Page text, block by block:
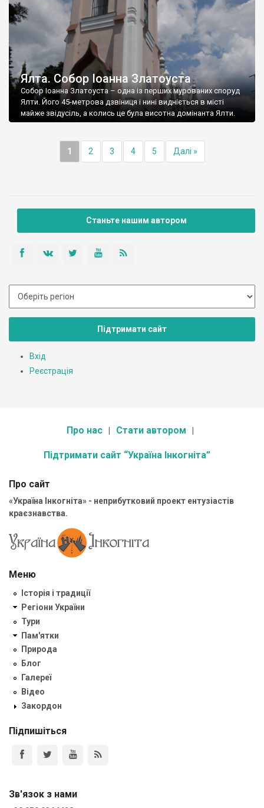
Ялта. Собор Іоанна Златоуста
Собор Іоанна Златоуста – одна із перших мурованих споруд
Ялти. Його 45-метрова дзвіниця і нині видніється в місті
майже звідусіль, а колись це була висотна домінанта Ялти.
1 2 3 4 5 Далі »
Станьте нашим автором
Підтримати сайт
Вхід
Реєстрація
Про нас Стати автором
Підтримати сайт “Україна Інкогніта”
Про сайт
«Україна Інкогніта» - неприбутковий проект ентузіастів
краєзнавства.
Меню
Історія і традиції
Регіони України
Тури
Пам'ятки
Природа
Блог
Галереї
Відео
Закордон
Підпишіться
Зв'язок з нами